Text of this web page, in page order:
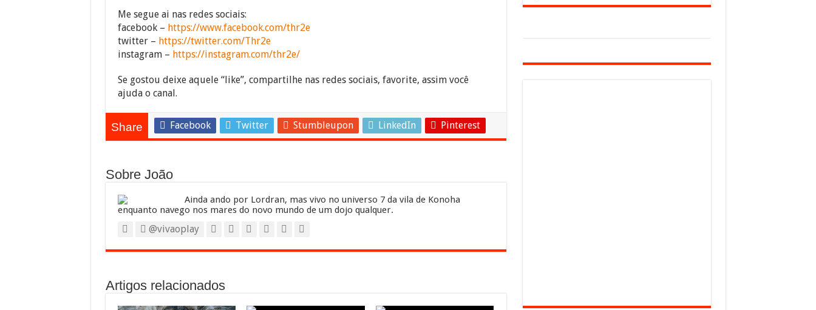
Me segue ai nas redes sociais:
facebook – https://www.facebook.com/thr2e
twitter – https://twitter.com/Thr2e
instagram – https://instagram.com/thr2e/
Se gostou deixe aquele “like”, compartilhe nas redes sociais, favorite, assim você
ajuda o canal.
Share Facebook Twitter Stumbleupon LinkedIn Pinterest
Sobre João
Ainda ando por Lordran, mas vivo no universo 7 da vila de Konoha
enquanto navego nos mares do novo mundo de um dojo qualquer.
@vivaoplay
Artigos relacionados